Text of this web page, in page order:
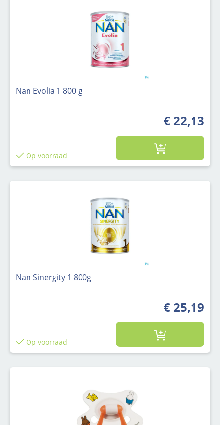
Nan Evolia 1 800 g
€ 22,13
Op voorraad
Nan Sinergity 1 800g
€ 25,19
Op voorraad